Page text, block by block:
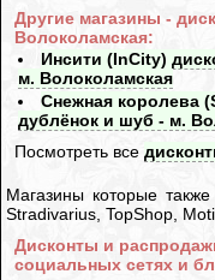
Другие магазины -
Волоколамская:
Инсити (InCity)
м. Волоколамская
Снежная королева
дублёнок и шуб - м.
Посмотреть все
Магазины которые
Stradivarius, TopShop,
Дисконты и
социальных сетях и